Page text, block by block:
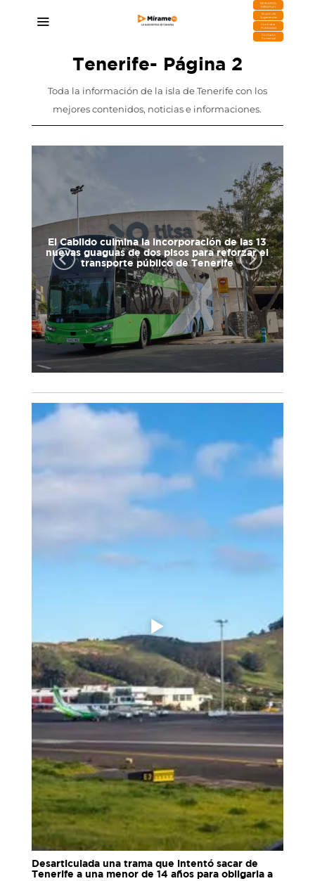
DESCARGA
MIRAPLAY
Buzón de
Sugerencias
Contratar
Publicidad
Contacto
Comercial
Tenerife- Página 2
Toda la información de la isla de Tenerife con los
mejores contenidos, noticias e informaciones.
El Cabildo culmina la incorporación de las 13
nuevas guaguas de dos pisos para reforzar el
transporte público de Tenerife
06/08/2026
Desarticulada una trama que intentó sacar de
Tenerife a una menor de 14 años para obligarla a